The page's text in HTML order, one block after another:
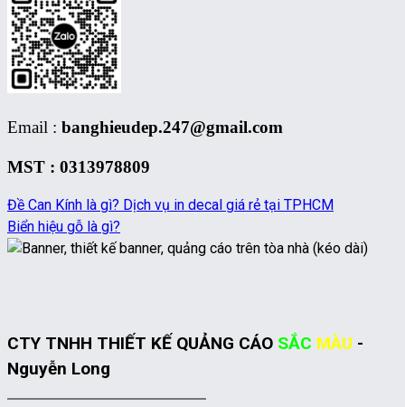
Email : banghieudep.247@gmail.com
MST : 0313978809
Đề Can Kính là gì? Dịch vụ in decal giá rẻ tại TPHCM
Biển hiệu gỗ là gì?
CTY TNHH THIẾT KẾ QUẢNG CÁO SẮC MÀU -
Nguyễn Long